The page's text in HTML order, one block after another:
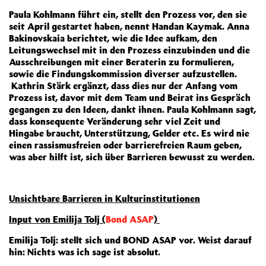
Paula Kohlmann führt ein, stellt den Prozess vor, den sie
seit April gestartet haben, nennt Handan Kaymak. Anna
Bakinovskaia berichtet, wie die Idee aufkam, den
Leitungswechsel mit in den Prozess einzubinden und die
Ausschreibungen mit einer Beraterin zu formulieren,
sowie die Findungskommission diverser aufzustellen.
Kathrin Stärk ergänzt, dass dies nur der Anfang vom
Prozess ist, davor mit dem Team und Beirat ins Gespräch
gegangen zu den Ideen, dankt ihnen. Paula Kohlmann sagt,
dass konsequente Veränderung sehr viel Zeit und
Hingabe braucht, Unterstützung, Gelder etc. Es wird nie
einen rassismusfreien oder barrierefreien Raum geben,
was aber hilft ist, sich über Barrieren bewusst zu werden.
Unsichtbare Barrieren in Kulturinstitutionen
Input von Emilija Tolj (Bond ASAP)
Emilija Tolj: stellt sich und BOND ASAP vor. Weist darauf
hin: Nichts was ich sage ist absolut.